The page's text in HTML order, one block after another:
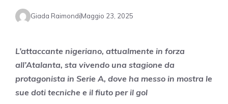
Giada RaimondiMaggio 23, 2025
L’attaccante nigeriano, attualmente in forza
all’Atalanta, sta vivendo una stagione da
protagonista in Serie A, dove ha messo in mostra le
sue doti tecniche e il fiuto per il gol